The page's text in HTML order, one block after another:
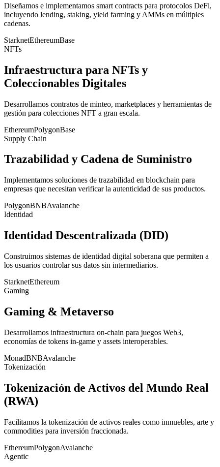
Diseñamos e implementamos smart contracts para protocolos DeFi,
incluyendo lending, staking, yield farming y AMMs en múltiples
cadenas.
StarknetEthereumBase
NFTs
Infraestructura para NFTs y
Coleccionables Digitales
Desarrollamos contratos de minteo, marketplaces y herramientas de
gestión para colecciones NFT a gran escala.
EthereumPolygonBase
Supply Chain
Trazabilidad y Cadena de Suministro
Implementamos soluciones de trazabilidad en blockchain para
empresas que necesitan verificar la autenticidad de sus productos.
PolygonBNBAvalanche
Identidad
Identidad Descentralizada (DID)
Construimos sistemas de identidad digital soberana que permiten a
los usuarios controlar sus datos sin intermediarios.
StarknetEthereum
Gaming
Gaming & Metaverso
Desarrollamos infraestructura on-chain para juegos Web3,
economías de tokens in-game y assets interoperables.
MonadBNBAvalanche
Tokenización
Tokenización de Activos del Mundo Real
(RWA)
Facilitamos la tokenización de activos reales como inmuebles, arte y
commodities para inversión fraccionada.
EthereumPolygonAvalanche
Agentic